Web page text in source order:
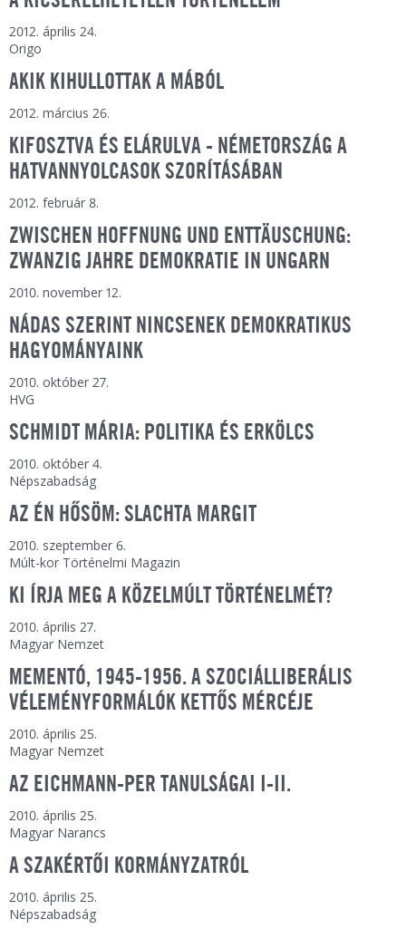
2012. április 24.
Origo
AKIK KIHULLOTTAK A MÁBÓL
2012. március 26.
KIFOSZTVA ÉS ELÁRULVA - NÉMETORSZÁG A
HATVANNYOLCASOK SZORÍTÁSÁBAN
2012. február 8.
ZWISCHEN HOFFNUNG UND ENTTÄUSCHUNG:
ZWANZIG JAHRE DEMOKRATIE IN UNGARN
2010. november 12.
NÁDAS SZERINT NINCSENEK DEMOKRATIKUS
HAGYOMÁNYAINK
2010. október 27.
HVG
SCHMIDT MÁRIA: POLITIKA ÉS ERKÖLCS
2010. október 4.
Népszabadság
AZ ÉN HŐSÖM: SLACHTA MARGIT
2010. szeptember 6.
Múlt-kor Történelmi Magazin
KI ÍRJA MEG A KÖZELMÚLT TÖRTÉNELMÉT?
2010. április 27.
Magyar Nemzet
MEMENTÓ, 1945-1956. A SZOCIÁLLIBERÁLIS
VÉLEMÉNYFORMÁLÓK KETTŐS MÉRCÉJE
2010. április 25.
Magyar Nemzet
AZ EICHMANN-PER TANULSÁGAI I-II.
2010. április 25.
Magyar Narancs
A SZAKÉRTŐI KORMÁNYZATRÓL
2010. április 25.
Népszabadság